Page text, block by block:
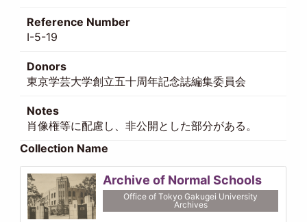
Reference Number
I-5-19
Donors
東京学芸大学創立五十周年記念誌編集委員会
Notes
肖像権等に配慮し、非公開とした部分がある。
Collection Name
Archive of Normal Schools
Office of Tokyo Gakugei University
Archives